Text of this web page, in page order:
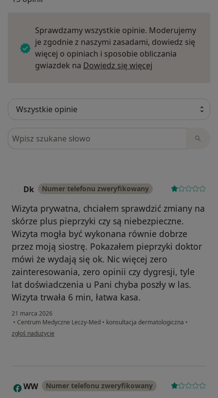
Sprawdzamy wszystkie opinie. Moderujemy
je zgodnie z naszymi zasadami, dowiedz się
więcej o opiniach i sposobie obliczania
gwiazdek na Dowiedz się więcej
Szukaj w opiniach
Dk Numer telefonu zweryfikowany
Wizyta prywatna, chciałem sprawdzić zmiany na
skórze plus pieprzyki czy są niebezpieczne.
Wizyta mogła być wykonana równie dobrze
przez moją siostrę. Pokazałem pieprzyki doktor
mówi że wydają się ok. Nic więcej zero
zainteresowania, zero opinii czy dygresji, tyle
lat doświadczenia u Pani chyba poszły w las.
Wizyta trwała 6 min, łatwa kasa.
21 marca 2026
• Centrum Medyczne Leczy-Med • konsultacja dermatologiczna •
w opinii użytkownika Dk
zgłoś nadużycie
W WW Numer telefonu zweryfikowany